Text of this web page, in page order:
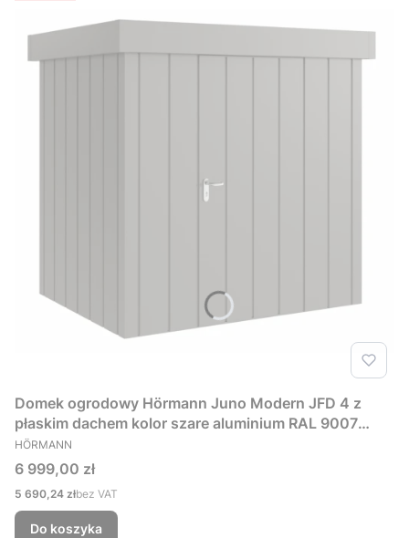
Domek ogrodowy Hörmann Juno Modern JFD 4 z
płaskim dachem kolor szare aluminium RAL 9007
229x181 cm
PRODUCENT
HÖRMANN
Cena
6 999,00 zł
Cena
5 690,24 złbez VAT
Do koszyka